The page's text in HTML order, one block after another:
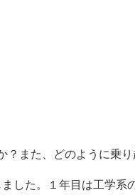
また、どのように乗
した。１年目は工学系